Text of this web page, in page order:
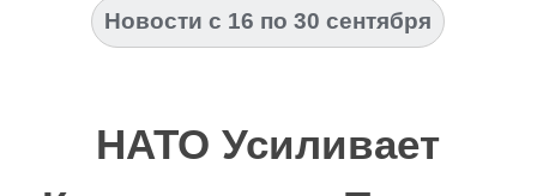
Новости с 16 по 30 сентября
НАТО Усиливает